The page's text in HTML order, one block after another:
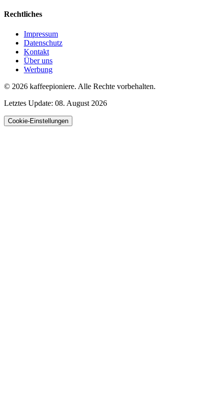
Rechtliches
Impressum
Datenschutz
Kontakt
Über uns
Werbung
© 2026 kaffeepioniere. Alle Rechte vorbehalten.
Letztes Update: 08. August 2026
Cookie-Einstellungen